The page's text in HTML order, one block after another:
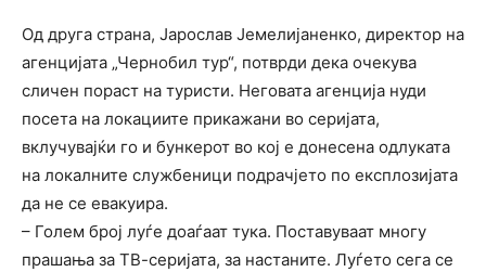
Од друга страна, Јарослав Јемелијаненко, директор на
агенцијата „Чернобил тур“, потврди дека очекува
сличен пораст на туристи. Неговата агенција нуди
посета на локациите прикажани во серијата,
вклучувајќи го и бункерот во кој е донесена одлуката
на локалните службеници подрачјето по експлозијата
да не се евакуира.
– Голем број луѓе доаѓаат тука. Поставуваат многу
прашања за ТВ-серијата, за настаните. Луѓето сега се